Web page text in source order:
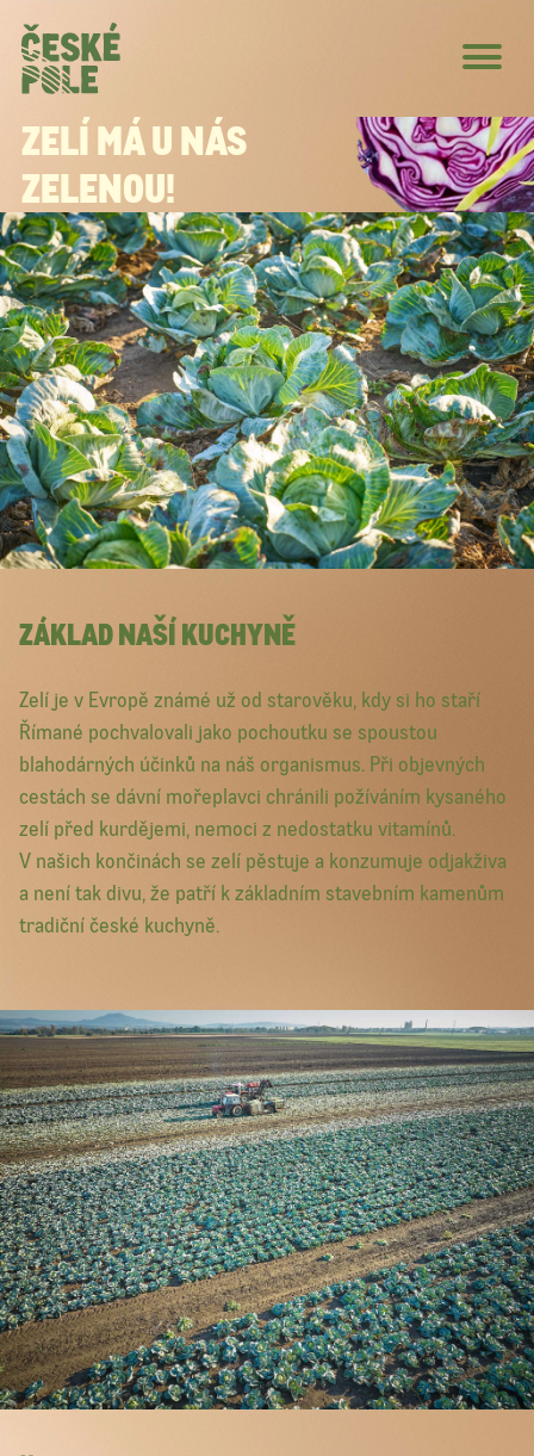
ZELÍ MÁ U NÁS
ZELENOU!
ZÁKLAD NAŠÍ KUCHYNĚ
Zelí je v Evropě známé už od starověku, kdy si ho staří
Římané pochvalovali jako pochoutku se spoustou
blahodárných účinků na náš organismus. Při objevných
cestách se dávní mořeplavci chránili požíváním kysaného
zelí před kurdějemi, nemoci z nedostatku vitamínů.
V našich končinách se zelí pěstuje a konzumuje odjakživa
a není tak divu, že patří k základním stavebním kamenům
tradiční české kuchyně.